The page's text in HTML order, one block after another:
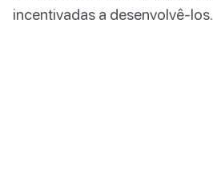
incentivadas a desenvolvê-los.